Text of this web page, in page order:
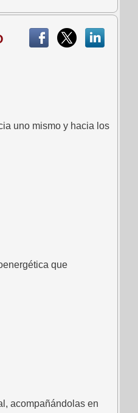
uno mismo y hacia los
que
acompañándolas en